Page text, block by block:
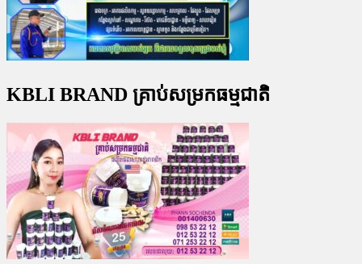
KBLI BRAND គ្រាប់សម្រកធម្មជាតិ